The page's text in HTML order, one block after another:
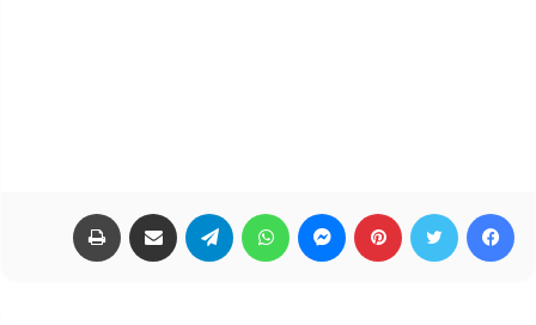
فيسبوك تويتر بينتيريست ماسنجر واتساب تيلقرام مشاركة عبر البريد